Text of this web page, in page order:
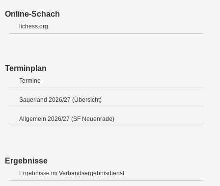
Online-Schach
lichess.org
Terminplan
Termine
Sauerland 2026/27 (Übersicht)
Allgemein 2026/27 (SF Neuenrade)
Ergebnisse
Ergebnisse im Verbandsergebnisdienst